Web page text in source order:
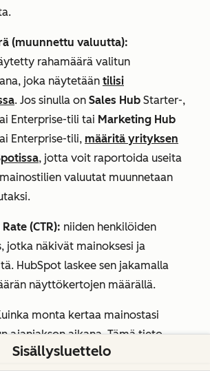
(muunnettu valuutta):
rahamäärä valitun
joka näytetään tilisi
. Jos sinulla on Sales Hub Starter-,
Enterprise-tili tai Marketing Hub
Enterprise-tili, määritä yrityksen
, jotta voit raportoida useita
valuutat muunnetaan
(CTR): niiden henkilöiden
jotka näkivät mainoksesi ja
HubSpot laskee sen jakamalla
näyttökertojen määrällä.
monta kertaa mainostasi
ajanjakson aikana. Tämä tieto
Sisällysluettelo